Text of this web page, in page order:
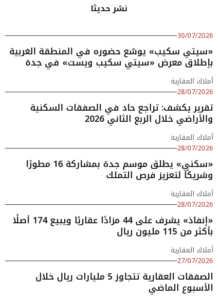
نشر حديثا
30/07/2026
«سيتي سكيب» يوسّع حضوره في المنطقة الغربية
بإطلاق معرض «سيتي سكيب ويست» في جدة
أملاك العقارية
28/07/2026
تقرير يكشف: تراجع حاد في الصفقات السكنية
والأراضي خلال الربع الثاني 2026
أملاك العقارية
28/07/2026
«سكني» يطلق موسم جدة بمشاركة 16 مطورًا
وشريكًا لتعزيز فرص التملك
أملاك العقارية
28/07/2026
«إنفاذ» يشرف على 44 مزادًا عقاريًا ويبيع 174 أصلًا
بأكثر من 115 مليون ريال
أملاك العقارية
27/07/2026
الصفقات العقارية تتجاوز 5 مليارات ريال خلال
الأسبوع الماضي